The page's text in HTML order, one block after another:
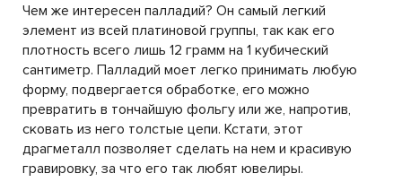
Чем же интересен палладий? Он самый легкий
элемент из всей платиновой группы, так как его
плотность всего лишь 12 грамм на 1 кубический
сантиметр. Палладий моет легко принимать любую
форму, подвергается обработке, его можно
превратить в тончайшую фольгу или же, напротив,
сковать из него толстые цепи. Кстати, этот
драгметалл позволяет сделать на нем и красивую
гравировку, за что его так любят ювелиры.